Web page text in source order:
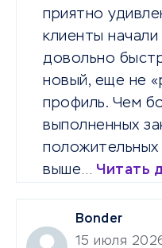
приятно
клиенты
довольно
новый, еще не
профиль. Чем
выполненных
выше… Читать
Bonder
15 июля